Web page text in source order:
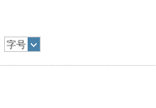
字号